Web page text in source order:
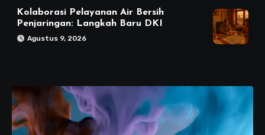
Kolaborasi Pelayanan Air Bersih
Penjaringan: Langkah Baru DKI
Agustus 9, 2026